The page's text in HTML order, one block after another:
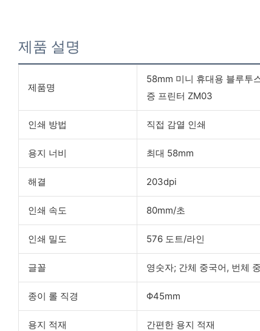
제품 설명
제품명
58mm 미니 휴대용 블루투
증 프린터 ZM03
인쇄 방법 직접 감열 인쇄
용지 너비 최대 58mm
해결 203dpi
인쇄 속도 80mm/초
인쇄 밀도 576 도트/라인
글꼴 영숫자; 간체 중국어, 번체
종이 롤 직경 Φ45mm
용지 적재 간편한 용지 적재